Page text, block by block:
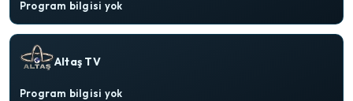
Program bilgisi yok
Altaş TV
Program bilgisi yok